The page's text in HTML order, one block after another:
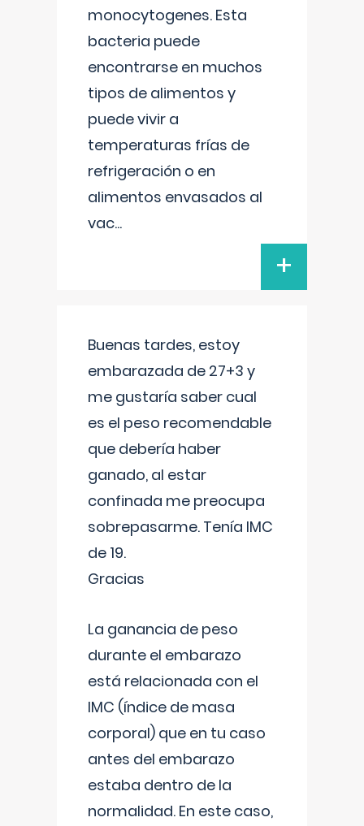
monocytogenes. Esta
bacteria puede
encontrarse en muchos
tipos de alimentos y
puede vivir a
temperaturas frías de
refrigeración o en
alimentos envasados al
vac...
+
Buenas tardes, estoy
embarazada de 27+3 y
me gustaría saber cual
es el peso recomendable
que debería haber
ganado, al estar
confinada me preocupa
sobrepasarme. Tenía IMC
de 19.
Gracias
La ganancia de peso
durante el embarazo
está relacionada con el
IMC (índice de masa
corporal) que en tu caso
antes del embarazo
estaba dentro de la
normalidad. En este caso,